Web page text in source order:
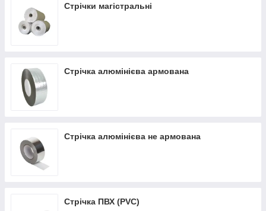
Стрічки магістральні
Стрічка алюмінієва армована
Стрічка алюмінієва не армована
Стрічка ПВХ (PVC)